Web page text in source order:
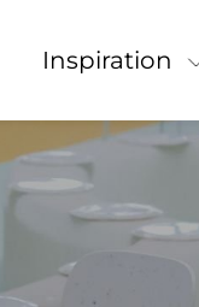
Inspiration